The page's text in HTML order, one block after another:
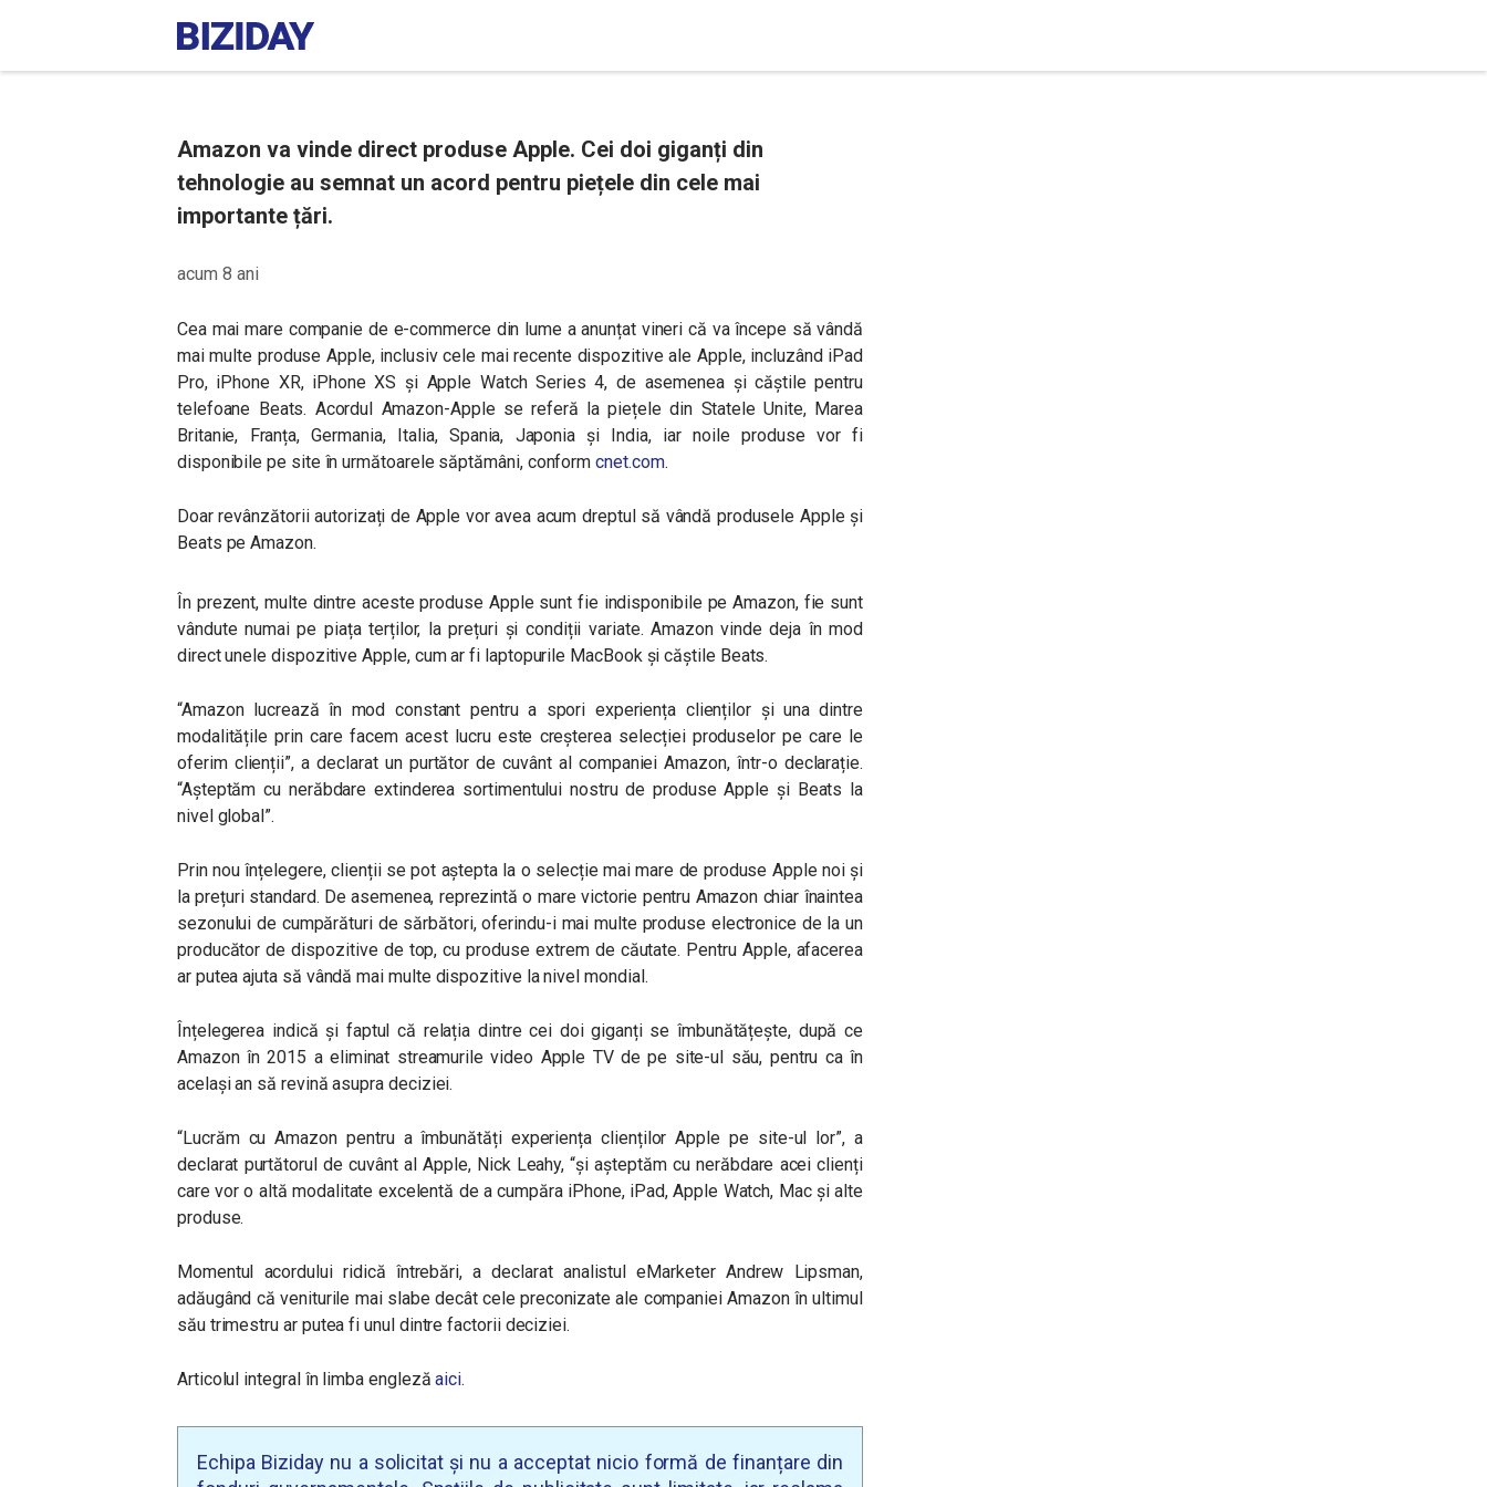
Amazon va vinde direct produse Apple. Cei doi giganți din
tehnologie au semnat un acord pentru piețele din cele mai
importante țări.
acum 8 ani
Cea mai mare companie de e-commerce din lume a anunțat vineri că va începe să vândă
mai multe produse Apple, inclusiv cele mai recente dispozitive ale Apple, incluzând iPad
Pro, iPhone XR, iPhone XS și Apple Watch Series 4, de asemenea și căștile pentru
telefoane Beats. Acordul Amazon-Apple se referă la piețele din Statele Unite, Marea
Britanie, Franța, Germania, Italia, Spania, Japonia și India, iar noile produse vor fi
disponibile pe site în următoarele săptămâni, conformcnet.com.
Doar revânzătorii autorizați de Apple vor avea acum dreptul să vândă produsele Apple și
Beats pe Amazon.
În prezent, multe dintre aceste produse Apple sunt fie indisponibile pe Amazon, fie sunt
vândute numai pe piața terților, la prețuri și condiții variate. Amazon vinde deja în mod
direct unele dispozitive Apple, cum ar fi laptopurile MacBook și căștile Beats.
“Amazon lucrează în mod constant pentru a spori experiența clienților și una dintre
modalitățile prin care facem acest lucru este creșterea selecției produselor pe care le
oferim clienții”, a declarat un purtător de cuvânt al companiei Amazon, într-o declarație.
“Așteptăm cu nerăbdare extinderea sortimentului nostru de produse Apple și Beats la
nivel global”.
Prin nou înțelegere, clienții se pot aștepta la o selecție mai mare de produse Apple noi și
la prețuri standard. De asemenea, reprezintă o mare victorie pentru Amazon chiar înaintea
sezonului de cumpărături de sărbători, oferindu-i mai multe produse electronice de la un
producător de dispozitive de top, cu produse extrem de căutate. Pentru Apple, afacerea
ar putea ajuta să vândă mai multe dispozitive la nivel mondial.
Înțelegerea indică și faptul că relația dintre cei doi giganți se îmbunătățește, după ce
Amazon în 2015 a eliminat streamurile video Apple TV de pe site-ul său, pentru ca în
același an să revină asupra deciziei.
“Lucrăm cu Amazon pentru a îmbunătăți experiența clienților Apple pe site-ul lor”, a
declarat purtătorul de cuvânt al Apple, Nick Leahy, “și așteptăm cu nerăbdare acei clienți
care vor o altă modalitate excelentă de a cumpăra iPhone, iPad, Apple Watch, Mac și alte
produse.
Momentul acordului ridică întrebări, a declarat analistul eMarketer Andrew Lipsman,
adăugând că veniturile mai slabe decât cele preconizate ale companiei Amazon în ultimul
său trimestru ar putea fi unul dintre factorii deciziei.
Articolul integral în limba englezăaici.
Echipa Biziday nu a solicitat și nu a acceptat nicio formă de finanțare din